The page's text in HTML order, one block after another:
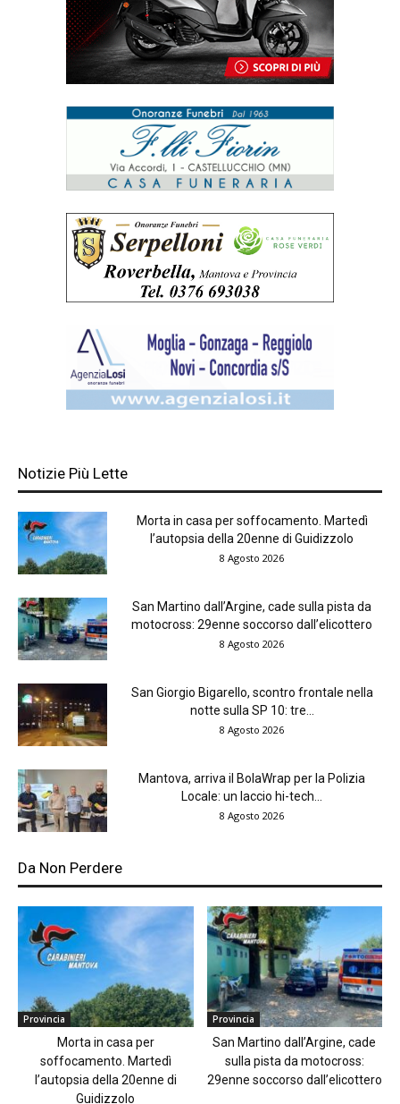
Notizie Più Lette
Morta in casa per soffocamento. Martedì
l’autopsia della 20enne di Guidizzolo
8 Agosto 2026
San Martino dall’Argine, cade sulla pista da
motocross: 29enne soccorso dall’elicottero
8 Agosto 2026
San Giorgio Bigarello, scontro frontale nella
notte sulla SP 10: tre...
8 Agosto 2026
Mantova, arriva il BolaWrap per la Polizia
Locale: un laccio hi-tech...
8 Agosto 2026
Da Non Perdere
Provincia
Morta in casa per
soffocamento. Martedì
l’autopsia della 20enne di
Guidizzolo
Provincia
San Martino dall’Argine, cade
sulla pista da motocross:
29enne soccorso dall’elicottero